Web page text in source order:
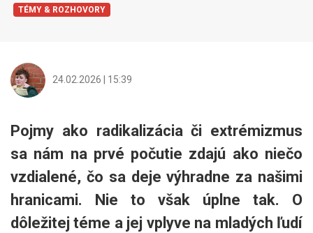
TÉMY & ROZHOVORY
24.02.2026 | 15:39
Pojmy ako radikalizácia či extrémizmus
sa nám na prvé počutie zdajú ako niečo
vzdialené, čo sa deje výhradne za našimi
hranicami. Nie to však úplne tak. O
dôležitej téme a jej vplyve na mladých ľudí